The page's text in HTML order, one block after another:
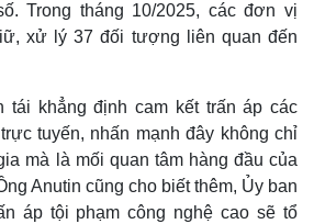
Trong tháng 10/2025, các đơn vị
xử lý 37 đối tượng liên quan đến
tái khẳng định cam kết trấn áp các
tuyến, nhấn mạnh đây không chỉ
mà là mối quan tâm hàng đầu của
Anutin cũng cho biết thêm, Ủy ban
áp tội phạm công nghệ cao sẽ tổ